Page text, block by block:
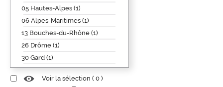
05 Hautes-Alpes (1)
06 Alpes-Maritimes (1)
13 Bouches-du-Rhône (1)
26 Drôme (1)
30 Gard (1)
Voir la sélection ( 0 )